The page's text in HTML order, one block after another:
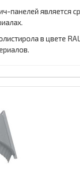
панелей является
в цвете